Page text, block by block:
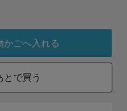
とで買う